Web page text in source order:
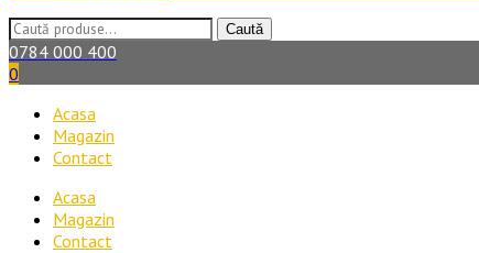
Caută
după:
Caută
0784 000 400
0
Acasa
Magazin
Contact
Acasa
Magazin
Contact